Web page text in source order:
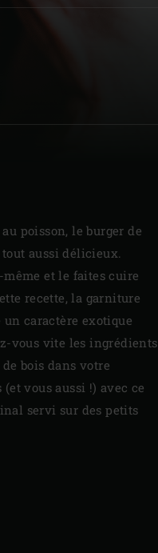
(Français)
poisson, le burger de
tout aussi délicieux.
et le faites cuire
recette, la garniture
caractère exotique
vous vite les ingrédients
bois dans votre
vous aussi !) avec ce
servi sur des petits